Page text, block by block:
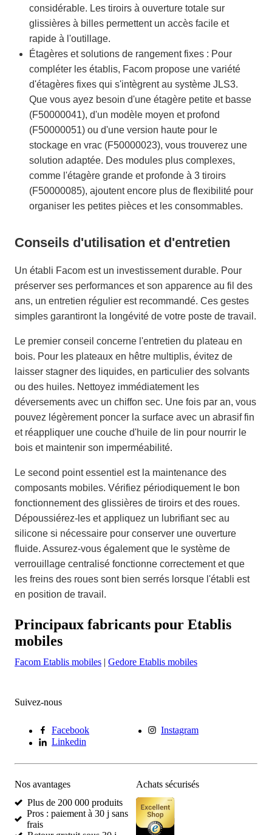
considérable. Les tiroirs à ouverture totale sur
glissières à billes permettent un accès facile et
rapide à l'outillage.
Étagères et solutions de rangement fixes : Pour
compléter les établis, Facom propose une variété
d'étagères fixes qui s'intègrent au système JLS3.
Que vous ayez besoin d'une étagère petite et basse
(F50000041), d'un modèle moyen et profond
(F50000051) ou d'une version haute pour le
stockage en vrac (F50000023), vous trouverez une
solution adaptée. Des modules plus complexes,
comme l'étagère grande et profonde à 3 tiroirs
(F50000085), ajoutent encore plus de flexibilité pour
organiser les petites pièces et les consommables.
Conseils d'utilisation et d'entretien
Un établi Facom est un investissement durable. Pour
préserver ses performances et son apparence au fil des
ans, un entretien régulier est recommandé. Ces gestes
simples garantiront la longévité de votre poste de travail.
Le premier conseil concerne l'entretien du plateau en
bois. Pour les plateaux en hêtre multiplis, évitez de
laisser stagner des liquides, en particulier des solvants
ou des huiles. Nettoyez immédiatement les
déversements avec un chiffon sec. Une fois par an, vous
pouvez légèrement poncer la surface avec un abrasif fin
et réappliquer une couche d'huile de lin pour nourrir le
bois et maintenir son imperméabilité.
Le second point essentiel est la maintenance des
composants mobiles. Vérifiez périodiquement le bon
fonctionnement des glissières de tiroirs et des roues.
Dépoussiérez-les et appliquez un lubrifiant sec au
silicone si nécessaire pour conserver une ouverture
fluide. Assurez-vous également que le système de
verrouillage centralisé fonctionne correctement et que
les freins des roues sont bien serrés lorsque l'établi est
en position de travail.
Principaux fabricants pour Etablis
mobiles
Facom Etablis mobiles | Gedore Etablis mobiles
Suivez-nous
Facebook
Instagram
Linkedin
Nos avantages
Plus de 200 000 produits
Pros : paiement à 30 j sans
frais
Achats sécurisés